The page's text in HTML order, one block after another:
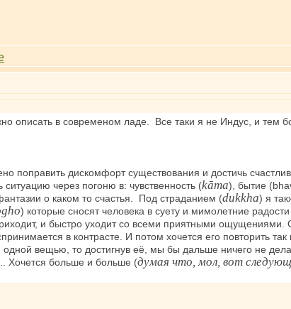
описать в современом ладе. Все таки я не Индус, и тем
поправить дискомфорт существования и достичь
через погоню в: чувственность (kāmа), бытие
о каком то счастья. Под страданием (dukkha) я
) которые сносят человека в суету и мимолетние
и быстро уходит со всеми приятными ощущениями.
в контрасте. И потом хочется его повторить так
вещью, то достигнув её, мы бы дальше ничего не
Хочется больше и больше (думая что, мол, вот